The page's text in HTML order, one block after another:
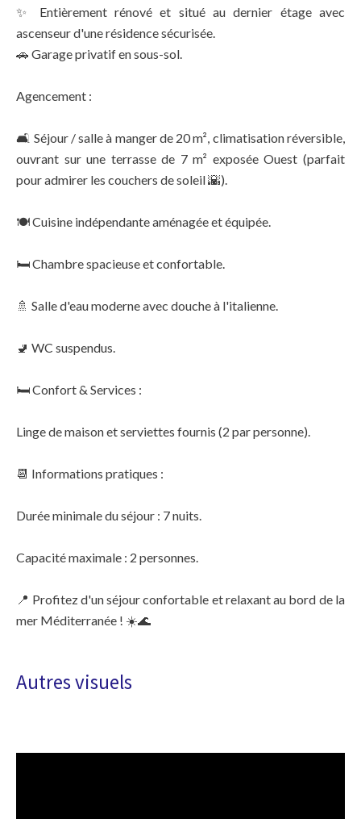
✨ Entièrement rénové et situé au dernier étage avec
ascenseur d'une résidence sécurisée.
🚗 Garage privatif en sous-sol.
Agencement :
🛋️ Séjour / salle à manger de 20 m², climatisation réversible,
ouvrant sur une terrasse de 7 m² exposée Ouest (parfait
pour admirer les couchers de soleil 🌇).
🍽️ Cuisine indépendante aménagée et équipée.
🛏️ Chambre spacieuse et confortable.
🚿 Salle d'eau moderne avec douche à l'italienne.
🚽 WC suspendus.
🛏️ Confort & Services :
Linge de maison et serviettes fournis (2 par personne).
📆 Informations pratiques :
Durée minimale du séjour : 7 nuits.
Capacité maximale : 2 personnes.
📍 Profitez d'un séjour confortable et relaxant au bord de la
mer Méditerranée ! ☀️🌊
Autres visuels